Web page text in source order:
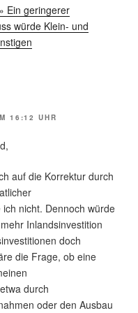
Ein geringerer
würde Klein- und
16:12 UHR
auf die Korrektur durch
nicht. Dennoch würde
Inlandsinvestition
doch
die Frage, ob eine
durch
oder den Ausbau